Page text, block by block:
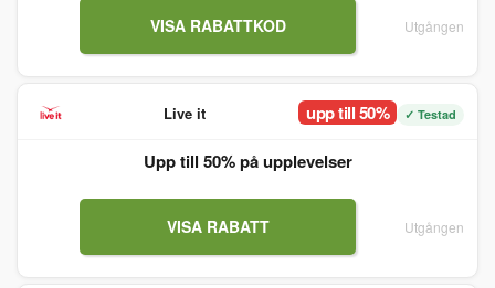
VISA RABATTKOD Utgången
Live it upp till 50% ✓ Testad
Upp till 50% på upplevelser
VISA RABATT Utgången